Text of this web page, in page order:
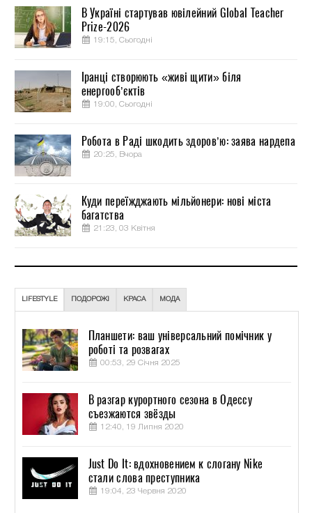
В Україні стартував ювілейний Global Teacher
Prize-2026
19:15, Сьогодні
Іранці створюють «живі щити» біля
енергооб’єктів
19:00, Сьогодні
Робота в Раді шкодить здоров’ю: заява нардепа
20:25, Вчора
Куди переїжджають мільйонери: нові міста
багатства
21:23, 03 Квітня
LIFESTYLE ПОДОРОЖІ КРАСА МОДА
Планшети: ваш універсальний помічник у
роботі та розвагах
00:53, 29 Січня 2025
В разгар курортного сезона в Одессу
съезжаются звёзды
12:40, 19 Липня 2020
Just Do It: вдохновением к слогану Nike
стали слова преступника
19:04, 23 Червня 2020